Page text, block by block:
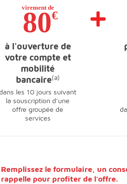
à l'ouverture de
votre compte et
mobilité
bancaire(a)
les 10 jours suivant
la souscription d'une
offre groupée de
services
Remplissez le formulaire, un
rappelle pour profiter de l'offre.